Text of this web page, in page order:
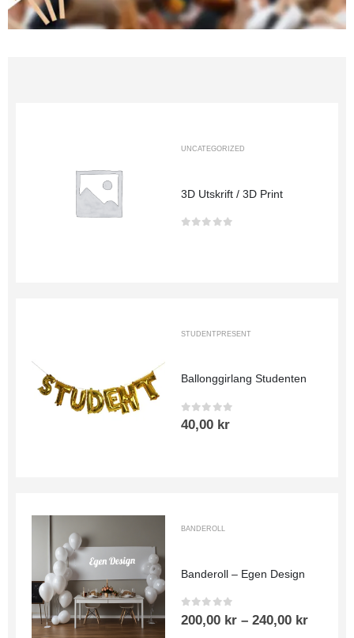
UNCATEGORIZED
3D Utskrift / 3D Print
STUDENTPRESENT
Ballonggirlang Studenten
0out of 5
40,00 kr
BANDEROLL
Banderoll – Egen Design
0out of 5
200,00 kr – 240,00 kr